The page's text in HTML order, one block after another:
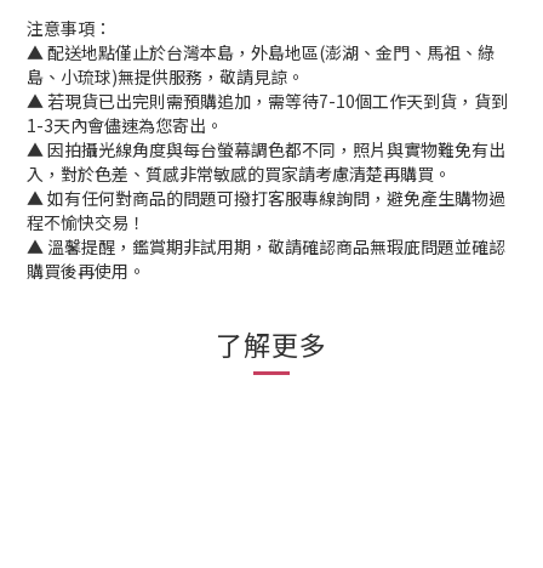
注意事項：
▲ 配送地點僅止於台灣本島，外島地區(澎湖、金門、馬祖、綠
島、小琉球)無提供服務，敬請見諒。
▲ 若現貨已出完則需預購追加，需等待7-10個工作天到貨，貨到
1-3天內會儘速為您寄出。
▲ 因拍攝光線角度與每台螢幕調色都不同，照片與實物難免有出
入，對於色差、質感非常敏感的買家請考慮清楚再購買。
▲ 如有任何對商品的問題可撥打客服專線詢問，避免產生購物過
程不愉快交易！
▲ 溫馨提醒，鑑賞期非試用期，敬請確認商品無瑕庛問題並確認
購買後再使用。
了解更多